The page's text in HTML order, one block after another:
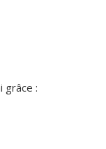
grâce :